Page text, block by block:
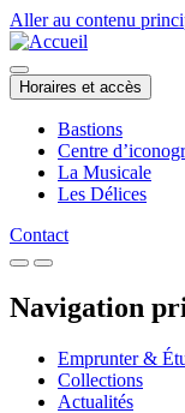
Aller au contenu
Horaires et accès
Bastions
Centre
La Musicale
Les Délices
Contact
Navigation
Emprunter &
Collections
Actualités